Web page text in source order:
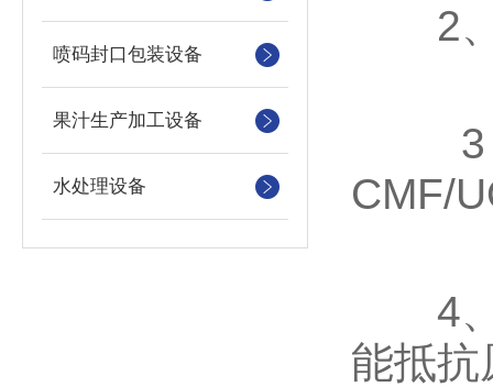
喷码封口包装设备
果汁生产加工设备
水处理设备
2、
3、
CMF/
4、
能抵抗